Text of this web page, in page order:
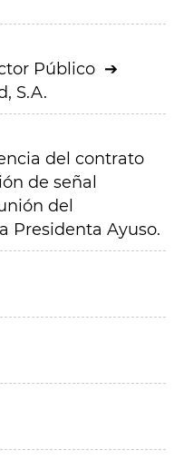
Público
S.A.
del contrato
de señal
del
Presidenta Ayuso.